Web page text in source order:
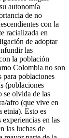
autonomía
de no
con la
racializada en
de adoptar
las
la población
Colombia no son
para poblaciones
(poblaciones
se olvida de las
afro (que vive en
etnia). Esto es
experiencias en las
las luchas de